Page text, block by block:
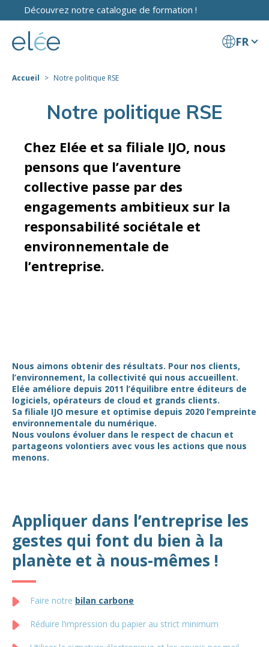
Découvrez notre catalogue de formation !
FR
Accueil Notre politique RSE
Notre politique RSE
Chez Elée et sa filiale IJO, nous
pensons que l’aventure
collective passe par des
engagements ambitieux sur la
responsabilité sociétale et
environnementale de
l’entreprise.
Nous aimons obtenir des résultats. Pour nos clients,
l’environnement, la collectivité qui nous accueillent.
Elée améliore depuis 2011 l’équilibre entre éditeurs de
logiciels, opérateurs de cloud et grands clients.
Sa filiale IJO mesure et optimise depuis 2020 l’empreinte
environnementale du numérique.
Nous voulons évoluer dans le respect de chacun et
partageons volontiers avec vous les actions que nous
menons.
Appliquer dans l’entreprise les
gestes qui font du bien à la
planète et à nous-mêmes !
Faire notre bilan carbone
Réduire l’impression du papier au strict minimum